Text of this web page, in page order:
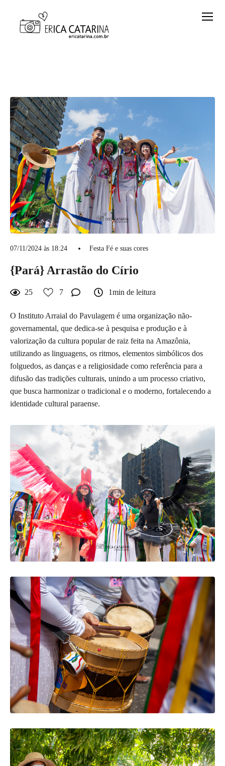
07/11/2024 às 18:24 Festa Fé e suas cores
{Pará} Arrastão do Círio
25 7 1min de leitura
O Instituto Arraial do Pavulagem é uma organização não-
governamental, que dedica-se à pesquisa e produção e à
valorização da cultura popular de raiz feita na Amazônia,
utilizando as linguagens, os ritmos, elementos simbólicos dos
folguedos, as danças e a religiosidade como referência para a
difusão das tradições culturais, unindo a um processo criativo,
que busca harmonizar o tradicional e o moderno, fortalecendo a
identidade cultural paraense.